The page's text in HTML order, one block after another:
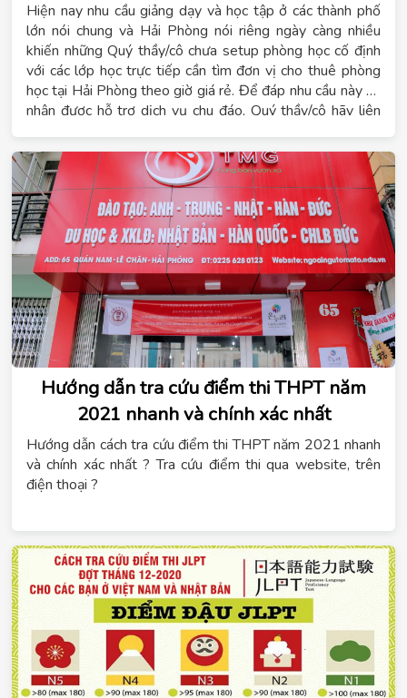
Hiện nay nhu cầu giảng dạy và học tập ở các thành phố
lớn nói chung và Hải Phòng nói riêng ngày càng nhiều
khiến những Quý thầy/cô chưa setup phòng học cố định
với các lớp học trực tiếp cần tìm đơn vị cho thuê phòng
học tại Hải Phòng theo giờ giá rẻ. Để đáp nhu cầu này và
nhận được hỗ trợ dịch vụ chu đáo, Quý thầy/cô hãy liên
thuê phòng học theo giờ với mức giá tốt nhất và đạt
chuẩn yêu cầu về thiết bị đào tạo nghề.
Hướng dẫn tra cứu điểm thi THPT năm
2021 nhanh và chính xác nhất
Hướng dẫn cách tra cứu điểm thi THPT năm 2021 nhanh
và chính xác nhất ? Tra cứu điểm thi qua website, trên
điện thoại ?